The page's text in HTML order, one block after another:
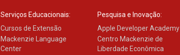
Serviços Educacionais:
Cursos de Extensão
Mackenzie Language
Center
Pesquisa e Inovação:
Apple Developer Academy
Centro Mackenzie de
Liberdade Econômica